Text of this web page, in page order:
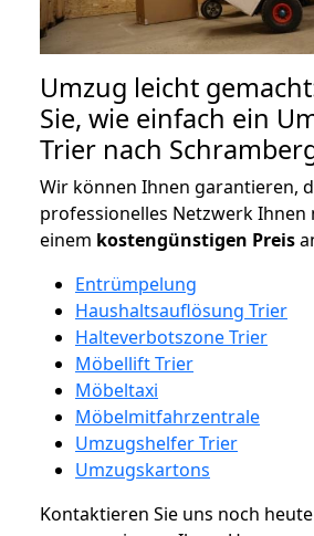
Umzug leicht
Sie, wie einfach ein
Trier nach
Wir können Ihnen garantieren,
professionelles Netzwerk Ihnen
einem kostengünstigen Preis
Entrümpelung
Haushaltsauflösung Trier
Halteverbotszone Trier
Möbellift Trier
Möbeltaxi
Möbelmitfahrzentrale
Umzugshelfer Trier
Umzugskartons
Kontaktieren Sie uns noch